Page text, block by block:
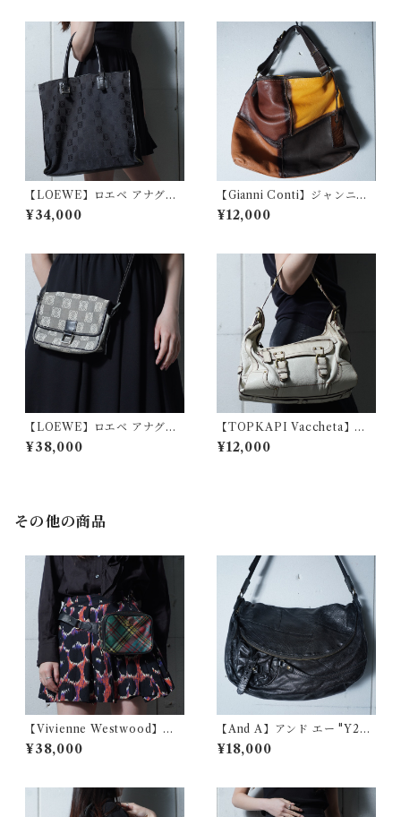
【LOEWE】ロエベ アナグラ
ムロゴ総柄レザーハンドルキ
ャンバストートバッグ black
¥34,000
【Gianni Conti】ジャンニコ
ンティ マルチカラーブロック
レザーショルダーバッグ
¥12,000
【LOEWE】ロエベ アナグラ
ムロゴ総柄レザー・キャンバ
スショルダーバッグ blackwhi
¥38,000
【TOPKAPI Vaccheta】レ
ザーショルダーバッグ ivory
¥12,000
その他の商品
【Vivienne Westwood】ヴ
ィヴィアンウエストウッド オ
ーブロゴ タータンチェックレ
¥38,000
【And A】アンド エー "Y2K
dark wear" フラップレザーシ
ョルダーバッグ black
¥18,000